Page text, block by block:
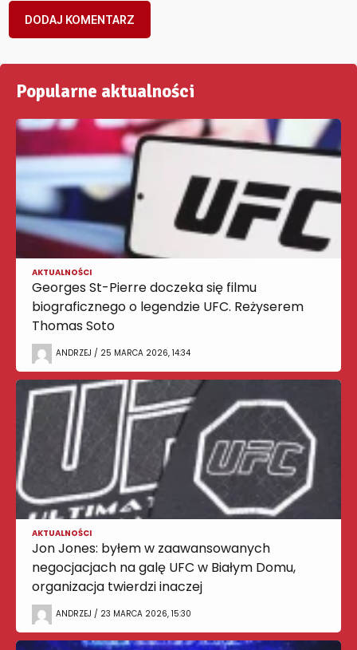
Popularne aktualności
AKTUALNOŚCI
Georges St-Pierre doczeka się filmu
biograficznego o legendzie UFC. Reżyserem
Thomas Soto
ANDRZEJ / 25 MARCA 2026, 14:34
AKTUALNOŚCI
Jon Jones: byłem w zaawansowanych
negocjacjach na galę UFC w Białym Domu,
organizacja twierdzi inaczej
ANDRZEJ / 23 MARCA 2026, 15:30